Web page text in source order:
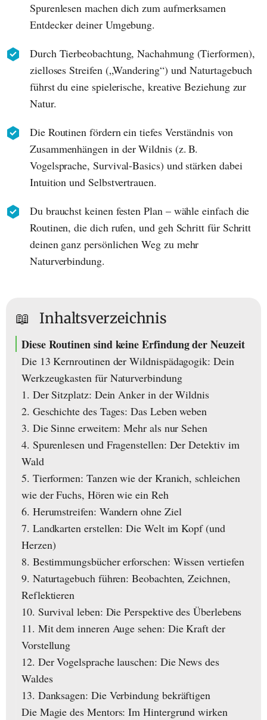
Spurenlesen machen dich zum aufmerksamen
Entdecker deiner Umgebung.
Durch Tierbeobachtung, Nachahmung (Tierformen),
zielloses Streifen („Wandering“) und Naturtagebuch
führst du eine spielerische, kreative Beziehung zur
Natur.
Die Routinen fördern ein tiefes Verständnis von
Zusammenhängen in der Wildnis (z. B.
Vogelsprache, Survival-Basics) und stärken dabei
Intuition und Selbstvertrauen.
Du brauchst keinen festen Plan – wähle einfach die
Routinen, die dich rufen, und geh Schritt für Schritt
deinen ganz persönlichen Weg zu mehr
Naturverbindung.
📖 Inhaltsverzeichnis
Diese Routinen sind keine Erfindung der Neuzeit
Die 13 Kernroutinen der Wildnispädagogik: Dein
Werkzeugkasten für Naturverbindung
1. Der Sitzplatz: Dein Anker in der Wildnis
2. Geschichte des Tages: Das Leben weben
3. Die Sinne erweitern: Mehr als nur Sehen
4. Spurenlesen und Fragenstellen: Der Detektiv im
Wald
5. Tierformen: Tanzen wie der Kranich, schleichen
wie der Fuchs, Hören wie ein Reh
6. Herumstreifen: Wandern ohne Ziel
7. Landkarten erstellen: Die Welt im Kopf (und
Herzen)
8. Bestimmungsbücher erforschen: Wissen vertiefen
9. Naturtagebuch führen: Beobachten, Zeichnen,
Reflektieren
10. Survival leben: Die Perspektive des Überlebens
11. Mit dem inneren Auge sehen: Die Kraft der
Vorstellung
12. Der Vogelsprache lauschen: Die News des
Waldes
13. Danksagen: Die Verbindung bekräftigen
Die Magie des Mentors: Im Hintergrund wirken